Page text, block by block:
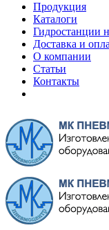
Продукция
Каталоги
Гидростанции
Доставка и
О компании
Статьи
Контакты